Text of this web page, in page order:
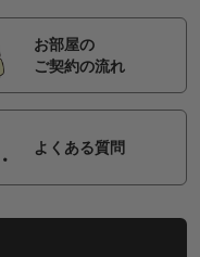
お部屋の
ご契約の流れ
よくある質問